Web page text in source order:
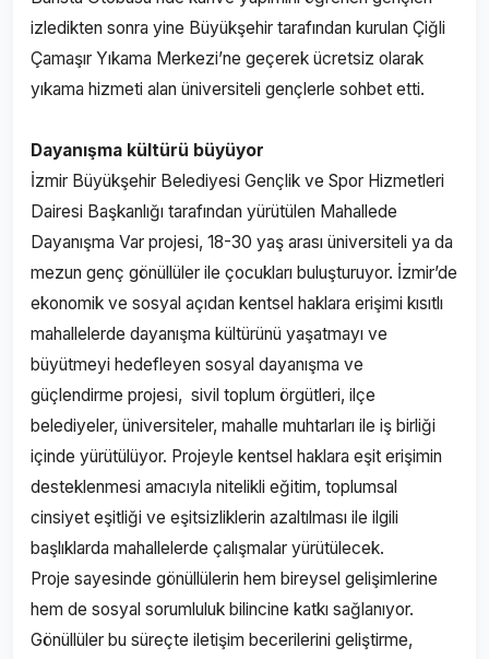
izledikten sonra yine Büyükşehir tarafından kurulan Çiğli
Çamaşır Yıkama Merkezi’ne geçerek ücretsiz olarak
yıkama hizmeti alan üniversiteli gençlerle sohbet etti.
Dayanışma kültürü büyüyor
İzmir Büyükşehir Belediyesi Gençlik ve Spor Hizmetleri
Dairesi Başkanlığı tarafından yürütülen Mahallede
Dayanışma Var projesi, 18-30 yaş arası üniversiteli ya da
mezun genç gönüllüler ile çocukları buluşturuyor. İzmir’de
ekonomik ve sosyal açıdan kentsel haklara erişimi kısıtlı
mahallelerde dayanışma kültürünü yaşatmayı ve
büyütmeyi hedefleyen sosyal dayanışma ve
güçlendirme projesi, sivil toplum örgütleri, ilçe
belediyeler, üniversiteler, mahalle muhtarları ile iş birliği
içinde yürütülüyor. Projeyle kentsel haklara eşit erişimin
desteklenmesi amacıyla nitelikli eğitim, toplumsal
cinsiyet eşitliği ve eşitsizliklerin azaltılması ile ilgili
başlıklarda mahallelerde çalışmalar yürütülecek.
Proje sayesinde gönüllülerin hem bireysel gelişimlerine
hem de sosyal sorumluluk bilincine katkı sağlanıyor.
Gönüllüler bu süreçte iletişim becerilerini geliştirme,